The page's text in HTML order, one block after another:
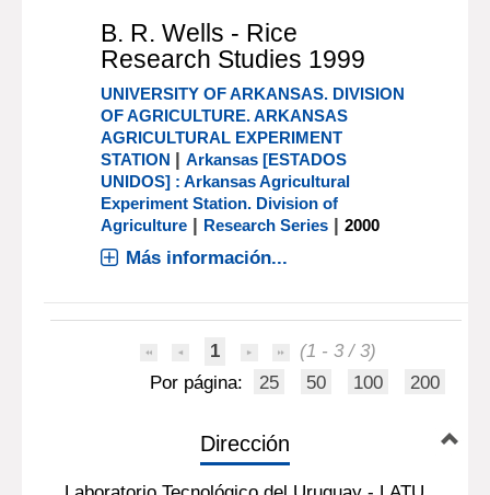
B. R. Wells - Rice
Research Studies 1999
UNIVERSITY OF ARKANSAS. DIVISION
OF AGRICULTURE. ARKANSAS
AGRICULTURAL EXPERIMENT
STATION |Arkansas [ESTADOS
UNIDOS] : Arkansas Agricultural
Experiment Station. Division of
Agriculture | Research Series |2000
Más información...
1
(1 - 3 / 3)
Por página:
25 50 100 200
Dirección